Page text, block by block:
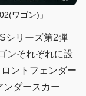
ワゴン)」
シリーズ第2弾
ンそれぞれに設
ントフェンダー
ンダースカー